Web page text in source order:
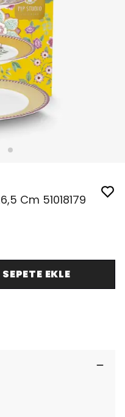
Cm 51018179
SEPETE EKLE